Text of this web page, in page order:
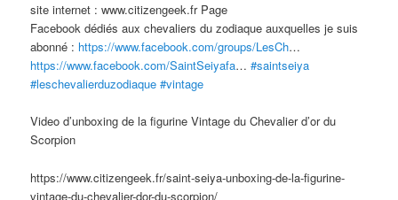
site internet : www.citizengeek.fr Page
Facebook dédiés aux chevaliers du zodiaque auxquelles je suis
abonné : https://www.facebook.com/groups/LesCh…
https://www.facebook.com/SaintSeiyafa…#saintseiya
#leschevalierduzodiaque #vintage
Video d’unboxing de la figurine Vintage du Chevalier d’or du
Scorpion
https://www.citizengeek.fr/saint-seiya-unboxing-de-la-figurine-
vintage-du-chevalier-dor-du-scorpion/